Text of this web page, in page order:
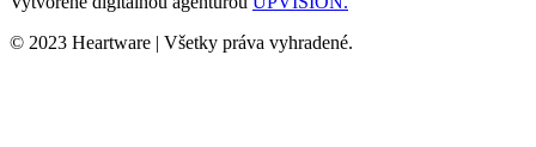
© 2023 Heartware | Všetky práva vyhradené.